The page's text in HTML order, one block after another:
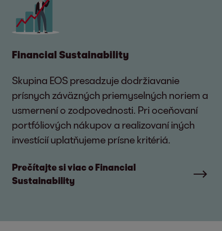
Financial Sustainability
Skupina EOS presadzuje dodržiavanie
prísnych záväzných priemyselných noriem a
usmernení o zodpovednosti. Pri oceňovaní
portfóliových nákupov a realizovaní iných
investícií uplatňujeme prísne kritériá.
Prečítajte si viac o Financial
Sustainability